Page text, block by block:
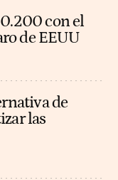
con el
de EEUU
de
las